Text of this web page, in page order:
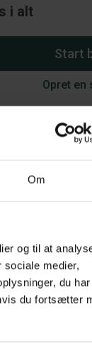
Om
og til at
medier,
du
du fortsætter
i alt
Start
Opret en